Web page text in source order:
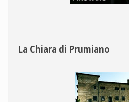
La Chiara di Prumiano